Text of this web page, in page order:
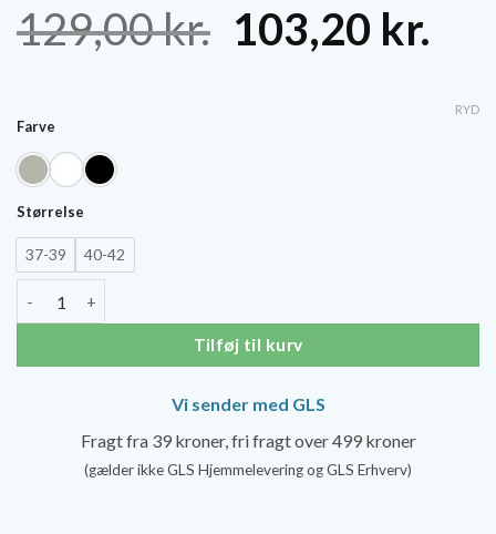
129,00kr. Den
103,20 kr.
Farve
Størrelse
37-39 40-42
RYD
Tilføj til kurv
Vi sender med GLS
Fragt fra 39 kroner, fri fragt over 499 kroner
(gælder ikke GLS Hjemmelevering og GLS Erhverv)